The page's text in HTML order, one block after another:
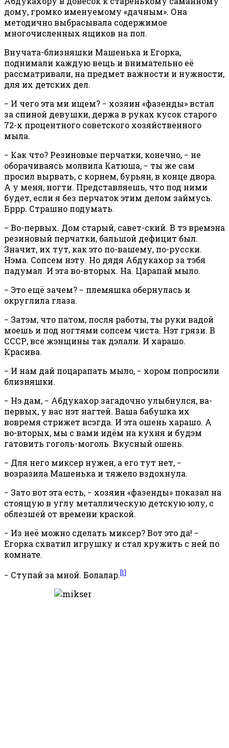
дому, громко именуемому «дачным». Она
методично выбрасывала содержимое
многочисленных ящиков на пол.
Внучата-близняшки Машенька и Егорка,
поднимали каждую вещь и внимательно её
рассматривали, на предмет важности и нужности,
для их детских дел.
− И чего эта ми ищем? − хозяин «фазенды» встал
за спиной девушки, держа в руках кусок старого
72-х процентного советского хозяйственного
мыла.
− Как что? Резиновые перчатки, конечно, − не
оборачиваясь молвила Катюша, − ты же сам
просил вырвать, с корнем, бурьян, в конце двора.
А у меня, ногти. Представляешь, что под ними
будет, если я без перчаток этим делом займусь.
Бррр. Страшно подумать.
− Во-первых. Дом старый, савет-ский. В тэ времэна
резиновый перчатки, бальшой дефицит был.
Значит, их тут, как это по-вашему, по-русски.
Нэма. Сопсем нэту. Но дядя Абдукахор за тэбя
падумал. И эта во-вторых. На. Царапай мыло.
− Это ещё зачем? − племяшка обернулась и
округлила глаза.
− Затэм, что патом, посля работы, ты руки вадой
моешь и под ногтями сопсем чиста. Нэт грязи. В
СССР, все жэнщины так дэлали. И харашо.
Красива.
− И нам дай поцарапать мыло, − хором попросили
близняшки.
− Нэ дам, − Абдукахор загадочно улыбнулся, ва-
первых, у вас нэт нагтей. Ваша бабушка их
вовремя стрижет всэгда. И эта ошень харашо. А
во-вторых, мы с вами идём на кухня и будэм
гатовить гоголь-моголь. Вкусный ошень.
− Для него миксер нужен, а его тут нет, −
возразила Машенька и тяжело вздохнула.
− Зато вот эта есть, − хозяин «фазенды» показал на
стоящую в углу металлическую детскую юлу, с
облезшей от времени краской.
− Из неё можно сделать миксер? Вот это да! −
Егорка схватил игрушку и стал кружить с ней по
комнате.
− Ступай за мной. Болалар.[1]